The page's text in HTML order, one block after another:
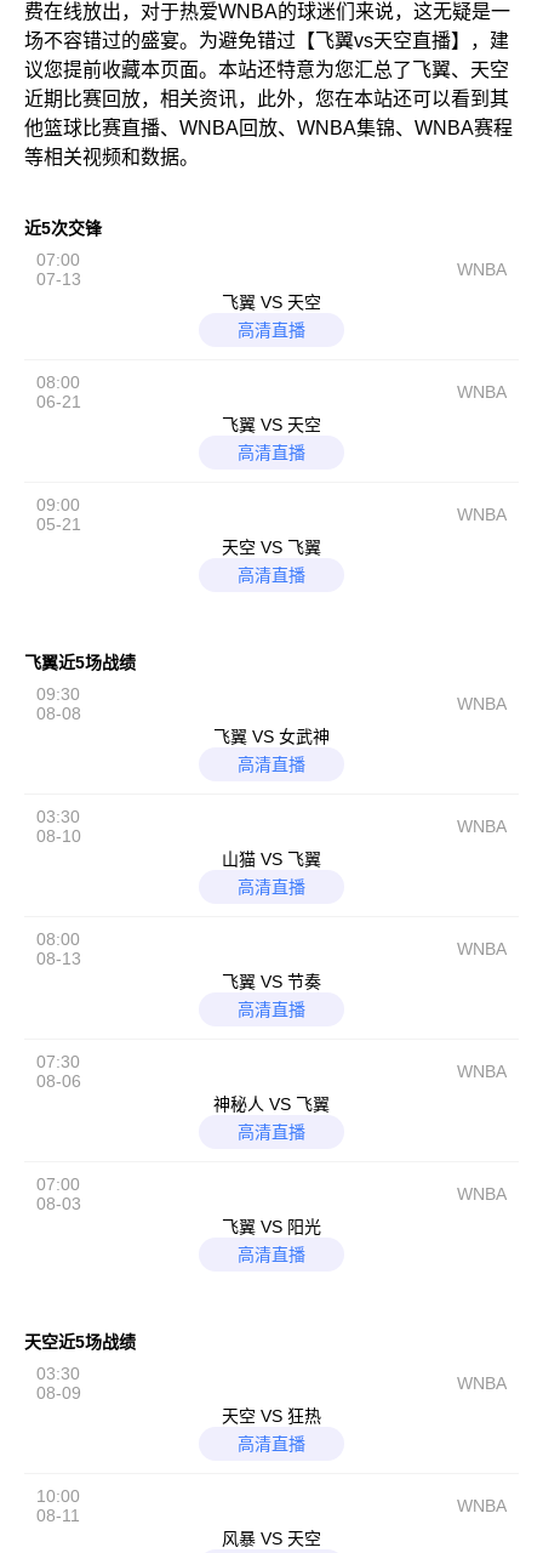
费在线放出，对于热爱WNBA的球迷们来说，这无疑是一
场不容错过的盛宴。为避免错过【飞翼vs天空直播】，建
议您提前收藏本页面。本站还特意为您汇总了飞翼、天空
近期比赛回放，相关资讯，此外，您在本站还可以看到其
他篮球比赛直播、WNBA回放、WNBA集锦、WNBA赛程
等相关视频和数据。
近5次交锋
07:00
07-13
WNBA
飞翼 VS 天空
高清直播
08:00
06-21
WNBA
飞翼 VS 天空
高清直播
09:00
05-21
WNBA
天空 VS 飞翼
高清直播
飞翼近5场战绩
09:30
08-08
WNBA
飞翼 VS 女武神
高清直播
03:30
08-10
WNBA
山猫 VS 飞翼
高清直播
08:00
08-13
WNBA
飞翼 VS 节奏
高清直播
07:30
08-06
WNBA
神秘人 VS 飞翼
高清直播
07:00
08-03
WNBA
飞翼 VS 阳光
高清直播
天空近5场战绩
03:30
08-09
WNBA
天空 VS 狂热
高清直播
10:00
08-11
WNBA
风暴 VS 天空